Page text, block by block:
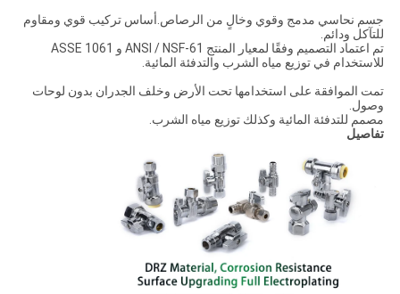
جسم نحاسي مدمج وقوي وخالٍ من الرصاص.أساس تركيب قوي ومقاوم
للتآكل ودائم.
تم اعتماد التصميم وفقًا لمعيار المنتج ANSI / NSF-61 و ASSE 1061
للاستخدام في توزيع مياه الشرب والتدفئة المائية.
تمت الموافقة على استخدامها تحت الأرض وخلف الجدران بدون لوحات
وصول.
مصمم للتدفئة المائية وكذلك توزيع مياه الشرب.
تفاصيل